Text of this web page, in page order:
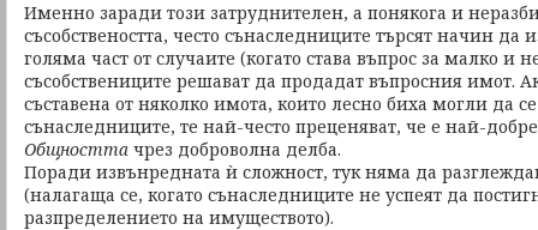
Именно заради този затруднителен, а понякога и
съсобствеността, често сънаследниците търсят начин да
голяма част от случаите (когато става въпрос за малко
съсобствениците решават да продадат въпросния имот.
съставена от няколко имота, които лесно биха могли да
сънаследниците, те най-често преценяват, че е най-
Общността чрез доброволна делба.
Поради извънредната ѝ сложност, тук няма да
(налагаща се, когато сънаследниците не успеят да
разпределението на имуществото).